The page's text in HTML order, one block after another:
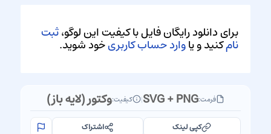
برای دانلود رایگان فایل با کیفیت این لوگو،ثبت
نامکنید و یاوارد حساب کاربریخود شوید.
فرمت:SVG + PNG
| کیفیت:وکتور (لایه باز)
کپی لینک اشتراک